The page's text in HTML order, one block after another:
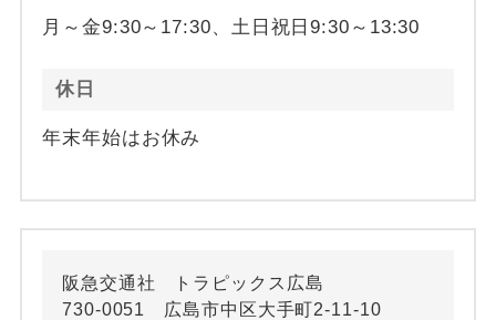
月～金9:30～17:30、土日祝日9:30～13:30
休日
年末年始はお休み
阪急交通社 トラピックス広島
730-0051 広島市中区大手町2-11-10